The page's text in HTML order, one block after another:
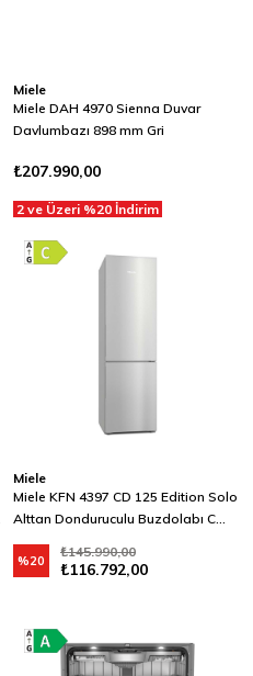
Miele
Miele DAH 4970 Sienna Duvar
Davlumbazı 898 mm Gri
₺207.990,00
2 ve Üzeri %20 İndirim
Miele
Miele KFN 4397 CD 125 Edition Solo
Alttan Donduruculu Buzdolabı C
Enerji Sınıfı Çelik
₺116.792,00
₺145.990,00
%20